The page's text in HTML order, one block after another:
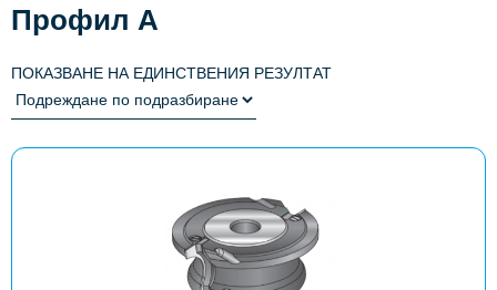
Профил A
ПОКАЗВАНЕ НА ЕДИНСТВЕНИЯ РЕЗУЛТАТ